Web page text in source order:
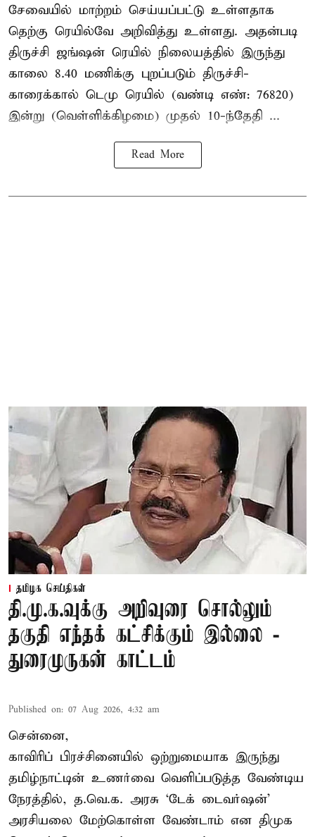
சேவையில் மாற்றம் செய்யப்பட்டு உள்ளதாக
தெற்கு ரெயில்வே அறிவித்து உள்ளது. அதன்படி
திருச்சி ஜங்ஷன் ரெயில் நிலையத்தில் இருந்து
காலை 8.40 மணிக்கு புறப்படும் திருச்சி-
காரைக்கால் டெமு ரெயில் (வண்டி எண்: 76820)
இன்று (வெள்ளிக்கிழமை) முதல் 10-ந்தேதி ...
Read More
தமிழக செய்திகள்
தி.மு.க.வுக்கு அறிவுரை சொல்லும்
தகுதி எந்தக் கட்சிக்கும் இல்லை -
துரைமுருகன் காட்டம்
Published on: 07 Aug 2026, 4:32 am
சென்னை,
காவிரிப் பிரச்சினையில் ஒற்றுமையாக இருந்து
தமிழ்நாட்டின் உணர்வை வெளிப்படுத்த வேண்டிய
நேரத்தில், த.வெ.க. அரசு ‘டேக் டைவர்ஷன்’
அரசியலை மேற்கொள்ள வேண்டாம் என திமுக